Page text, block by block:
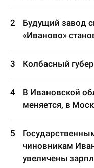
Будущий завод
«Иваново»
Колбасный
В Ивановской
меняется, в
чиновникам
увеличены